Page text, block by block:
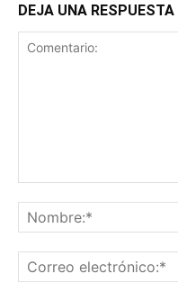
DEJA UNA RESPUESTA